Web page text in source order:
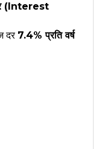
(Interest
दर 7.4% प्रति वर्ष